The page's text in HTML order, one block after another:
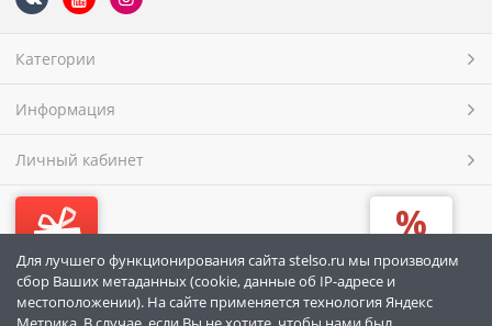
Категории
Информация
Личный кабинет
Подарочный сертификат Бонусная карта
МЫ ПРИНИМАЕМ
Для лучшего функционирования сайта stelso.ru мы производим
сбор Ваших метаданных (cookie, данные об IP-адресе и
местоположении). На сайте применяется технология Яндекс